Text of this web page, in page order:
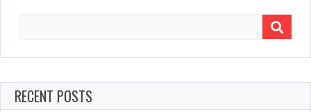
RECENT POSTS